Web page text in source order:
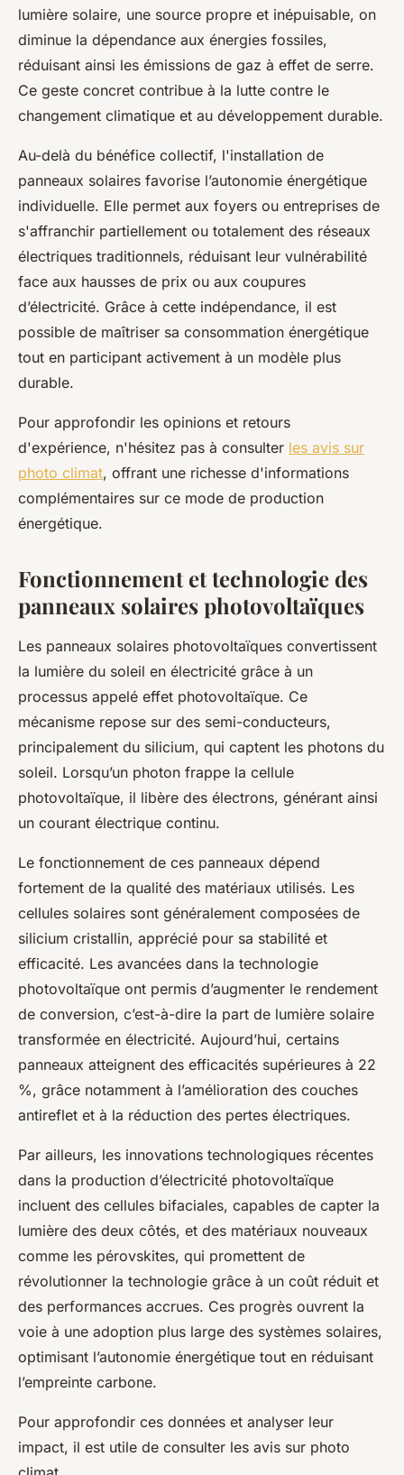
lumière solaire, une source propre et inépuisable, on
diminue la dépendance aux énergies fossiles,
réduisant ainsi les émissions de gaz à effet de serre.
Ce geste concret contribue à la lutte contre le
changement climatique et au développement durable.
Au-delà du bénéfice collectif, l'installation de
panneaux solaires favorise l’autonomie énergétique
individuelle. Elle permet aux foyers ou entreprises de
s'affranchir partiellement ou totalement des réseaux
électriques traditionnels, réduisant leur vulnérabilité
face aux hausses de prix ou aux coupures
d’électricité. Grâce à cette indépendance, il est
possible de maîtriser sa consommation énergétique
tout en participant activement à un modèle plus
durable.
Pour approfondir les opinions et retours
d'expérience, n'hésitez pas à consulter les avis sur
photo climat, offrant une richesse d'informations
complémentaires sur ce mode de production
énergétique.
Fonctionnement et technologie des
panneaux solaires photovoltaïques
Les panneaux solaires photovoltaïques convertissent
la lumière du soleil en électricité grâce à un
processus appelé effet photovoltaïque. Ce
mécanisme repose sur des semi-conducteurs,
principalement du silicium, qui captent les photons du
soleil. Lorsqu’un photon frappe la cellule
photovoltaïque, il libère des électrons, générant ainsi
un courant électrique continu.
Le fonctionnement de ces panneaux dépend
fortement de la qualité des matériaux utilisés. Les
cellules solaires sont généralement composées de
silicium cristallin, apprécié pour sa stabilité et
efficacité. Les avancées dans la technologie
photovoltaïque ont permis d’augmenter le rendement
de conversion, c’est-à-dire la part de lumière solaire
transformée en électricité. Aujourd’hui, certains
panneaux atteignent des efficacités supérieures à 22
%, grâce notamment à l’amélioration des couches
antireflet et à la réduction des pertes électriques.
Par ailleurs, les innovations technologiques récentes
dans la production d’électricité photovoltaïque
incluent des cellules bifaciales, capables de capter la
lumière des deux côtés, et des matériaux nouveaux
comme les pérovskites, qui promettent de
révolutionner la technologie grâce à un coût réduit et
des performances accrues. Ces progrès ouvrent la
voie à une adoption plus large des systèmes solaires,
optimisant l’autonomie énergétique tout en réduisant
l’empreinte carbone.
Pour approfondir ces données et analyser leur
impact, il est utile de consulter les avis sur photo